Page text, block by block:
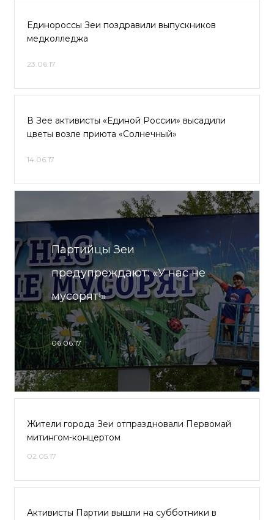
Единороссы Зеи поздравили выпускников
медколледжа
23.06.17
В Зее активисты «Единой России» высадили
цветы возле приюта «Солнечный»
14.06.17
Партийцы Зеи
предупреждают: «У нас не
мусорят!»
06.06.17
Жители города Зеи отпраздновали Первомай
митингом-концертом
02.05.17
Активисты Партии вышли на субботники в